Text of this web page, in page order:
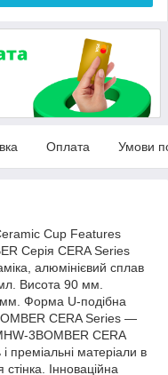
Оплата Умови
Cup Features
Серія CERA Series
алюмінієвий сплав
Висота 90 мм.
Форма U-подібна
CERA Series —
3BOMBER CERA
преміальні матеріали в
Інноваційна